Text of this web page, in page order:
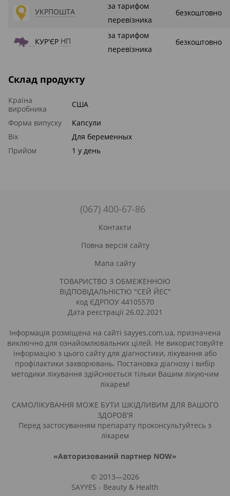
УКРПОШТА
за тарифом
перевізника
безкоштовно
КУР'ЄР НП
за тарифом
перевізника
безкоштовно
Склад продукту
Країна
виробника
США
Форма випуску
Капсули
Вік
Для беременных
Прийом
1 у день
(067) 400-67-86
Контакти
Повна версія сайту
Мапа сайту
ТОВАРИСТВО З ОБМЕЖЕННОЮ
ВІДПОВІДАЛЬНІСТЮ "СЕЙ ЙЕС"
код ЄДРПОУ 44105570
Дата реєстрації 26.02.2021
Інформація розміщена на сайті sayyes.com.ua, призначена
виключно для ознайомлювальних цілей. Не використовуйте
інформацію з цього сайту для діагностики, лікування або
профілактики захворювань. Постановка діагнозу і вибір
методики лікування здійснюється тільки Вашим лікуючим
лікарем!
САМОЛІКУВАННЯ МОЖЕ БУТИ ШКІДЛИВИМ ДЛЯ ВАШОГО
ЗДОРОВ'Я
Перед застосуванням препарату проконсультуйтесь з
лікарем
«Авторизований партнер NOW»
© 2013—2026
SAYYES - Beauty & Health